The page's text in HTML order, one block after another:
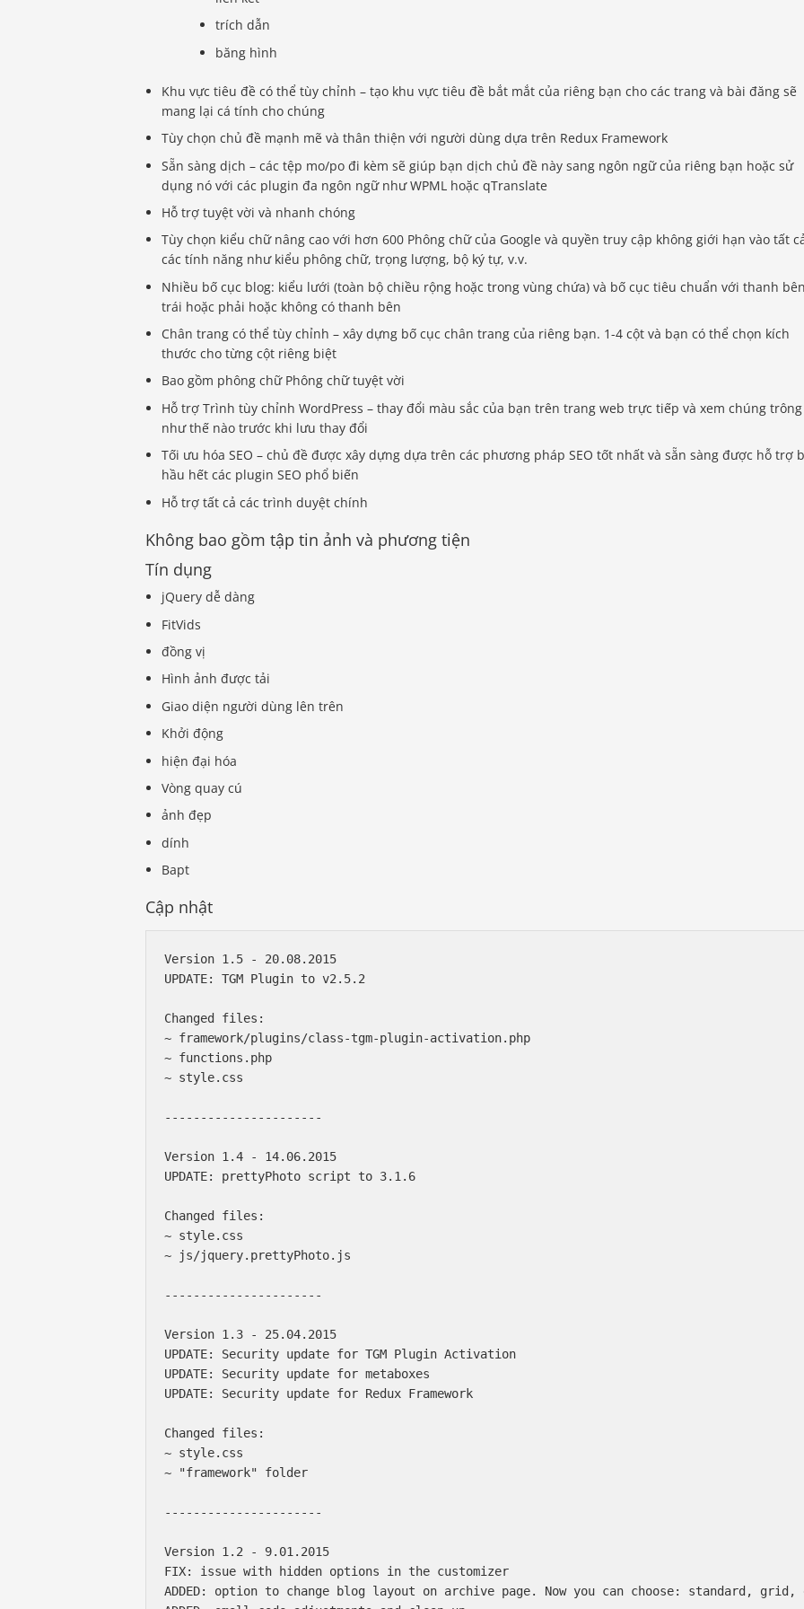
trích dẫn
băng hình
Khu vực tiêu đề có thể tùy chỉnh – tạo khu vực tiêu đề bắt mắt của riêng bạn cho các trang và bài đăng sẽ
mang lại cá tính cho chúng
Tùy chọn chủ đề mạnh mẽ và thân thiện với người dùng dựa trên Redux Framework
Sẵn sàng dịch – các tệp mo/po đi kèm sẽ giúp bạn dịch chủ đề này sang ngôn ngữ của riêng bạn hoặc sử
dụng nó với các plugin đa ngôn ngữ như WPML hoặc qTranslate
Hỗ trợ tuyệt vời và nhanh chóng
Tùy chọn kiểu chữ nâng cao với hơn 600 Phông chữ của Google và quyền truy cập không giới hạn vào tất
các tính năng như kiểu phông chữ, trọng lượng, bộ ký tự, v.v.
Nhiều bố cục blog: kiểu lưới (toàn bộ chiều rộng hoặc trong vùng chứa) và bố cục tiêu chuẩn với thanh
trái hoặc phải hoặc không có thanh bên
Chân trang có thể tùy chỉnh – xây dựng bố cục chân trang của riêng bạn. 1-4 cột và bạn có thể chọn kích
thước cho từng cột riêng biệt
Bao gồm phông chữ Phông chữ tuyệt vời
Hỗ trợ Trình tùy chỉnh WordPress – thay đổi màu sắc của bạn trên trang web trực tiếp và xem chúng trông
như thế nào trước khi lưu thay đổi
Tối ưu hóa SEO – chủ đề được xây dựng dựa trên các phương pháp SEO tốt nhất và sẵn sàng được hỗ trợ
hầu hết các plugin SEO phổ biến
Hỗ trợ tất cả các trình duyệt chính
Không bao gồm tập tin ảnh và phương tiện
Tín dụng
jQuery dễ dàng
FitVids
đồng vị
Hình ảnh được tải
Giao diện người dùng lên trên
Khởi động
hiện đại hóa
Vòng quay cú
ảnh đẹp
dính
Bapt
Cập nhật
Version 1.5 - 20.08.2015
UPDATE: TGM Plugin to v2.5.2
Changed files:
~ framework/plugins/class-tgm-plugin-activation.php
~ functions.php
~ style.css
----------------------
Version 1.4 - 14.06.2015
UPDATE: prettyPhoto script to 3.1.6
Changed files:
~ style.css
~ js/jquery.prettyPhoto.js
----------------------
Version 1.3 - 25.04.2015
UPDATE: Security update for TGM Plugin Activation
UPDATE: Security update for metaboxes
UPDATE: Security update for Redux Framework
Changed files:
~ style.css
~ "framework" folder
----------------------
Version 1.2 - 9.01.2015
FIX: issue with hidden options in the customizer
ADDED: option to change blog layout on archive page. Now you can choose: standard,